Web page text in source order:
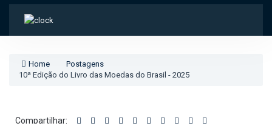
Home
Postagens
10ª Edição do Livro das Moedas do Brasil - 2025
Compartilhar: